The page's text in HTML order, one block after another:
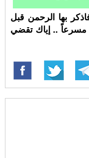
بها الرحمن قبل
مسرعاً .. إياك تقضي